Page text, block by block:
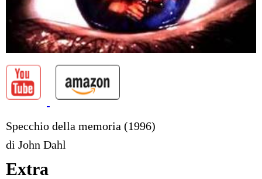
Specchio della memoria (1996)
di John Dahl
Extra